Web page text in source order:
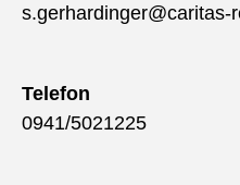
s.gerhardinger@caritas-
Telefon
0941/5021225